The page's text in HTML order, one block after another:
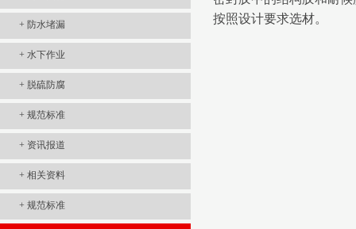
+ 防水堵漏
+ 水下作业
+ 脱硫防腐
+ 规范标准
+ 资讯报道
+ 相关资料
+ 规范标准
按照设计要求选材。